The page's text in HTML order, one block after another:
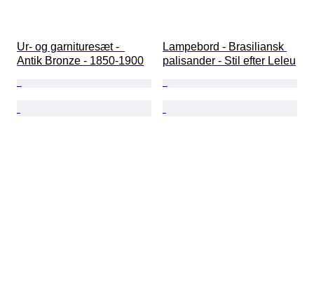
Ur- og garnituresæt -
Antik Bronze - 1850-1900
Lampebord - Brasiliansk
palisander - Stil efter Leleu